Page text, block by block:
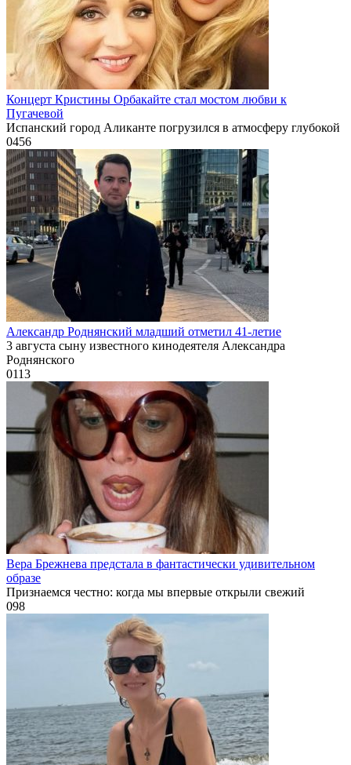
Концерт Кристины Орбакайте стал мостом любви к
Пугачевой
Испанский город Аликанте погрузился в атмосферу глубокой
0456
Александр Роднянский младший отметил 41-летие
3 августа сыну известного кинодеятеля Александра
Роднянского
0113
Вера Брежнева предстала в фантастически удивительном
образе
Признаемся честно: когда мы впервые открыли свежий
098